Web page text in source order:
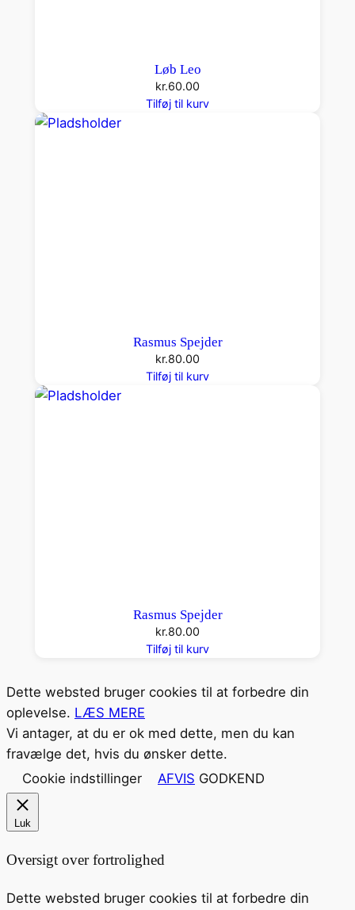
Løb Leo
kr.60.00
Tilføj til kurv
Rasmus Spejder
kr.80.00
Tilføj til kurv
Rasmus Spejder
kr.80.00
Tilføj til kurv
Dette websted bruger cookies til at forbedre din
oplevelse. LÆS MERE
Vi antager, at du er ok med dette, men du kan
fravælge det, hvis du ønsker dette.
Cookie indstillinger
AFVIS GODKEND
Luk
Oversigt over fortrolighed
Dette websted bruger cookies til at forbedre din